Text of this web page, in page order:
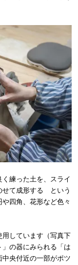
練った土を、スライ
せて成形する という
四角、花形など色々
しています（写真下
の器にみられる「は
央付近の一部がポツ